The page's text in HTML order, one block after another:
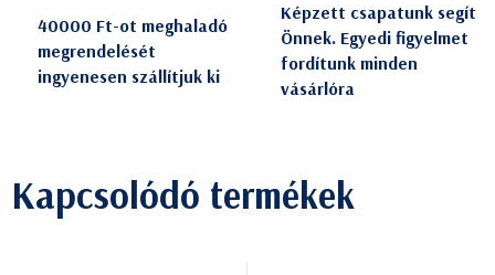
40000 Ft-ot meghaladó
megrendelését
ingyenesen szállítjuk ki
Képzett csapatunk segít
Önnek. Egyedi figyelmet
fordítunk minden
vásárlóra
Kapcsolódó termékek